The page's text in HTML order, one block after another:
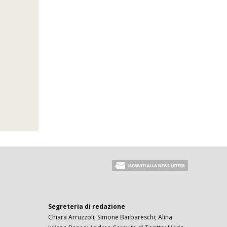
Segreteria di redazione
Chiara Arruzzoli; Simone Barbareschi; Alina